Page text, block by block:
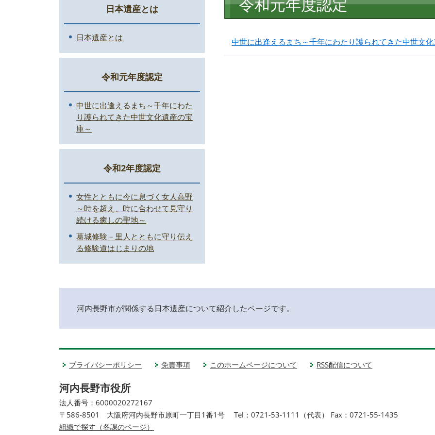
文
中世に出逢えるまち～千年にわたり護られてきた中世文
日本遺産とは
日本遺産とは
令和元年度認定
中世に出逢えるまち～千年にわた
り護られてきた中世文化遺産の宝
庫～
令和2年度認定
女性とともに今に息づく女人高野
～時を超え、時に合わせて見守り
続ける癒しの聖地～
葛城修験－里人とともに守り伝え
る修験道はじまりの地
河内長野市が関係する日本遺産について紹介したページです。
プライバシーポリシー 免責事項 このホームページについて RSS配信について
河内長野市役所
法人番号：6000020272167
〒586-8501 大阪府河内長野市原町一丁目1番1号
Tel：0721-53-1111（代表） Fax：0721-55-1435
組織で探す（各課のページ）